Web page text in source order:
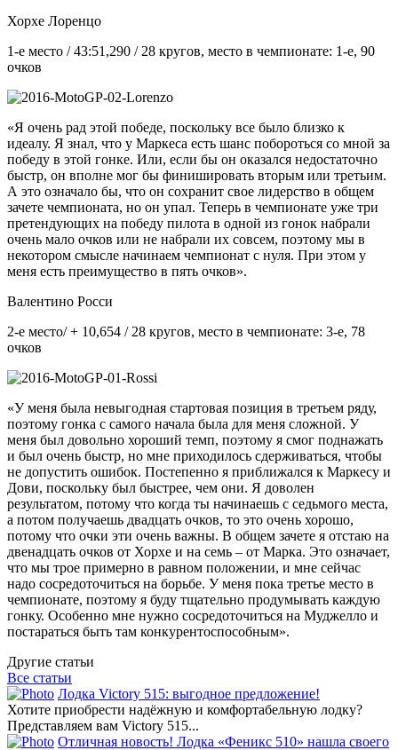
Хорхе Лоренцо
1-е место / 43:51,290 / 28 кругов, место в чемпионате: 1-е, 90
очков
«Я очень рад этой победе, поскольку все было близко к
идеалу. Я знал, что у Маркеса есть шанс побороться со мной за
победу в этой гонке. Или, если бы он оказался недостаточно
быстр, он вполне мог бы финишировать вторым или третьим.
А это означало бы, что он сохранит свое лидерство в общем
зачете чемпионата, но он упал. Теперь в чемпионате уже три
претендующих на победу пилота в одной из гонок набрали
очень мало очков или не набрали их совсем, поэтому мы в
некотором смысле начинаем чемпионат с нуля. При этом у
меня есть преимущество в пять очков».
Валентино Росси
2-е место/ + 10,654 / 28 кругов, место в чемпионате: 3-е, 78
очков
«У меня была невыгодная стартовая позиция в третьем ряду,
поэтому гонка с самого начала была для меня сложной. У
меня был довольно хороший темп, поэтому я смог поднажать
и был очень быстр, но мне приходилось сдерживаться, чтобы
не допустить ошибок. Постепенно я приближался к Маркесу и
Дови, поскольку был быстрее, чем они. Я доволен
результатом, потому что когда ты начинаешь с седьмого места,
а потом получаешь двадцать очков, то это очень хорошо,
потому что очки эти очень важны. В общем зачете я отстаю на
двенадцать очков от Хорхе и на семь – от Марка. Это означает,
что мы трое примерно в равном положении, и мне сейчас
надо сосредоточиться на борьбе. У меня пока третье место в
чемпионате, поэтому я буду тщательно продумывать каждую
гонку. Особенно мне нужно сосредоточиться на Муджелло и
постараться быть там конкурентоспособным».
Другие статьи
Все статьи
Лодка Victory 515: выгодное предложение!
Хотите приобрести надёжную и комфортабельную лодку?
Представляем вам Victory 515...
Отличная новость! Лодка «Феникс 510» нашла своего